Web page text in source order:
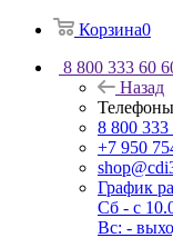
Корзина0
8 800 333 60
Назад
Телефоны
8 800 333
+7 950
График
Сб - с
Вс: -